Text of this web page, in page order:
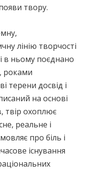
твору.
лінію творчості
в ньому поєднано
роками
терени досвід і
на основі
твір охоплює
реальне і
про біль і
існування